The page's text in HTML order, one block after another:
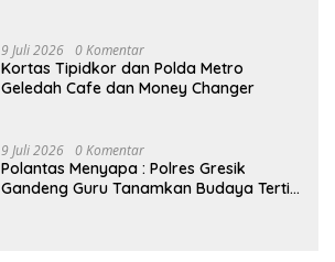
9 Juli 2026 0 Komentar
Kortas Tipidkor dan Polda Metro
Geledah Cafe dan Money Changer
9 Juli 2026 0 Komentar
Polantas Menyapa : Polres Gresik
Gandeng Guru Tanamkan Budaya Tertib